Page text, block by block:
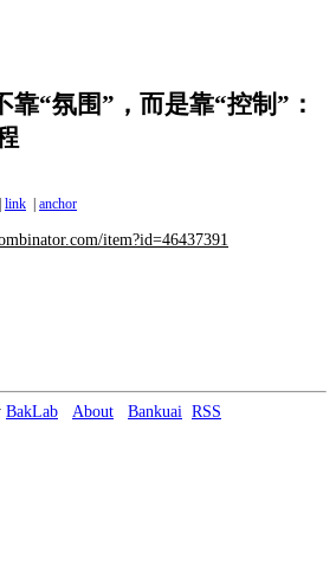
“氛围”，而是靠“控制”：
link anchor
item?id=46437391
BakLab About Bankuai RSS